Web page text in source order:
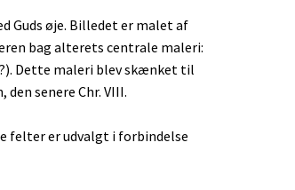
Guds øje. Billedet er malet af
bag alterets centrale maleri:
Dette maleri blev skænket til
senere Chr. VIII.
felter er udvalgt i forbindelse